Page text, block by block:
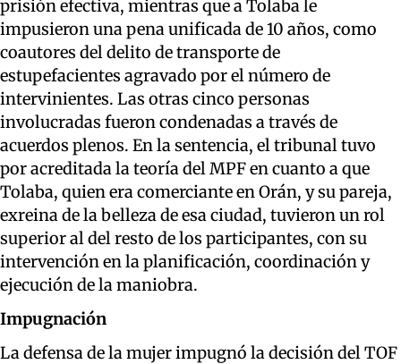
prisión efectiva, mientras que a Tolaba le
impusieron una pena unificada de 10 años, como
coautores del delito de transporte de
estupefacientes agravado por el número de
intervinientes. Las otras cinco personas
involucradas fueron condenadas a través de
acuerdos plenos. En la sentencia, el tribunal tuvo
por acreditada la teoría del MPF en cuanto a que
Tolaba, quien era comerciante en Orán, y su pareja,
exreina de la belleza de esa ciudad, tuvieron un rol
superior al del resto de los participantes, con su
intervención en la planificación, coordinación y
ejecución de la maniobra.
Impugnación
La defensa de la mujer impugnó la decisión del TOF